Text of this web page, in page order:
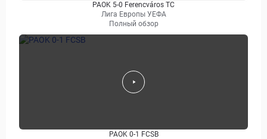
PAOK 5-0 Ferencváros TC
Лига Европы УЕФА
Полный обзор
PAOK 0-1 FCSB